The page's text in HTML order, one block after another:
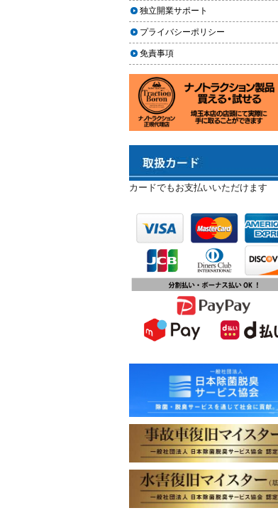
車のヘッドライト交換のタイミン
グと費用
車のサスペンション交換の必要性
と費用
車のフロントガラス交換の料金相
場と作業手順
車のドアロック修理の料金と作業
ンペーン
2023.11.22
「＃埼玉」という埼玉県のお店や企
業を紹介するサイトで紹介されまし
た
2023.10.30
コーティングが無料で利用できるチ
ャンス！X（旧Twitter）キャンペーン
2023.10.21
秋田県の「能代ポータル」にて得洗
隊を紹介いただきました
第15回ふじみ野市産業まつりに出店
します
2023.10.09
チバテレビ「チバテレ稼ぐ力養成講
座・講座会員インタビュー」で弊社
代表 大屋のインタビューが紹介され
2023.09.27
2023年10月1日オープン！
独立開業サポート
プライバシーポリシー
免責事項
カードでもお支払いいただけます